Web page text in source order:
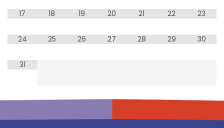
17 18 19 20 21 22 23
24 25 26 27 28 29 30
31